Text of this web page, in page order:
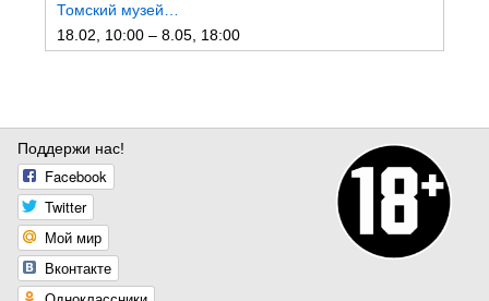
Томский музей…
18.02, 10:00 – 8.05, 18:00
Поддержи нас!
Facebook
Twitter
Мой мир
Вконтакте